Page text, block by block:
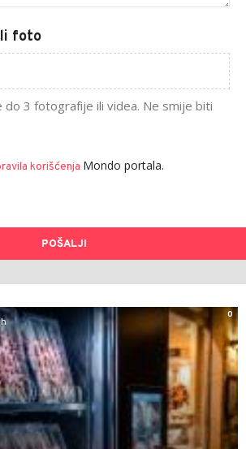
foto
do 3 fotografije ili videa. Ne smije biti
korišćenja Mondo portala.
POŠALJI
0